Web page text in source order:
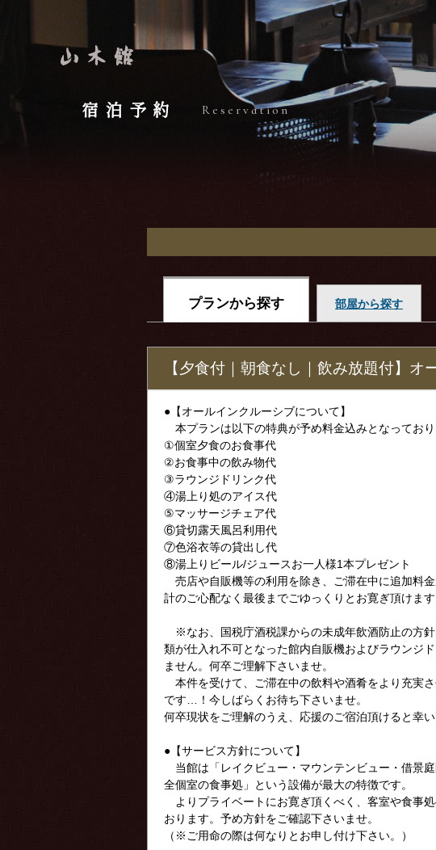
宿泊予約 Reservation
プランから探す 部屋から探す
【夕食付｜朝食なし｜飲み放題付】
●【オールインクルーシブについて】
本プランは以下の特典が予め料金込みとなっており
①個室夕食のお食事代
②お食事中の飲み物代
③ラウンジドリンク代
④湯上り処のアイス代
⑤マッサージチェア代
⑥貸切露天風呂利用代
⑦色浴衣等の貸出し代
⑧湯上りビール/ジュースお一人様1本プレゼント
売店や自販機等の利用を除き、ご滞在中に追加料
計のご心配なく最後までごゆっくりとお寛ぎ頂けます
※なお、国税庁酒税課からの未成年飲酒防止の方
類が仕入れ不可となった館内自販機およびラウンジ
ません。何卒ご理解下さいませ。
本件を受けて、ご滞在中の飲料や酒肴をより充実
です…！今しばらくお待ち下さいませ。
何卒現状をご理解のうえ、応援のご宿泊頂けると幸い
●【サービス方針について】
当館は「レイクビュー・マウンテンビュー・借景
全個室の食事処」という設備が最大の特徴です。
よりプライベートにお寛ぎ頂くべく、客室や食事
おります。予め方針をご確認下さいませ。
（※ご用命の際は何なりとお申し付け下さい。）